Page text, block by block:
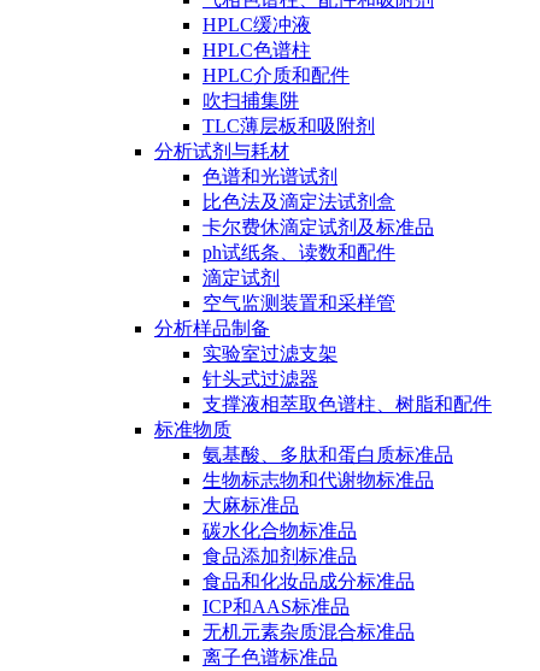
HPLC缓冲液
HPLC色谱柱
HPLC介质和配件
吹扫捕集阱
TLC薄层板和吸附剂
分析试剂与耗材
色谱和光谱试剂
比色法及滴定法试剂盒
卡尔费休滴定试剂及标准品
ph试纸条、读数和配件
滴定试剂
空气监测装置和采样管
分析样品制备
实验室过滤支架
针头式过滤器
支撑液相萃取色谱柱、树脂和配件
标准物质
氨基酸、多肽和蛋白质标准品
生物标志物和代谢物标准品
大麻标准品
碳水化合物标准品
食品添加剂标准品
食品和化妆品成分标准品
ICP和AAS标准品
无机元素杂质混合标准品
离子色谱标准品